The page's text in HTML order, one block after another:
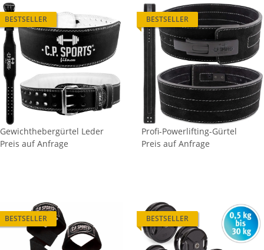
BESTSELLER
Gewichthebergürtel Leder
Preis auf Anfrage
BESTSELLER
Profi-Powerlifting-Gürtel
Preis auf Anfrage
BESTSELLER BESTSELLER